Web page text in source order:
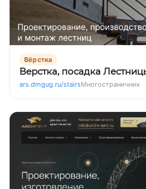
Вёрстка
Верстка, посадка
ars.dmgug.ru/stairsМногостраничник